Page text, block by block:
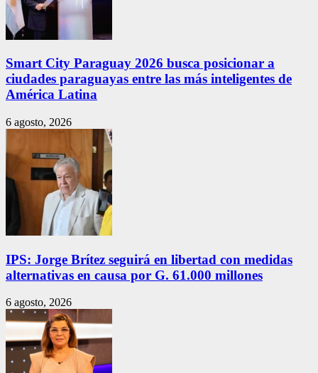
Smart City Paraguay 2026 busca posicionar a
ciudades paraguayas entre las más inteligentes de
América Latina
6 agosto, 2026
IPS: Jorge Brítez seguirá en libertad con medidas
alternativas en causa por G. 61.000 millones
6 agosto, 2026